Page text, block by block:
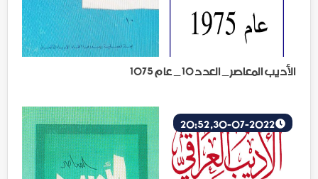
الأديب المعاصر _ العدد 10 _ عام 1075